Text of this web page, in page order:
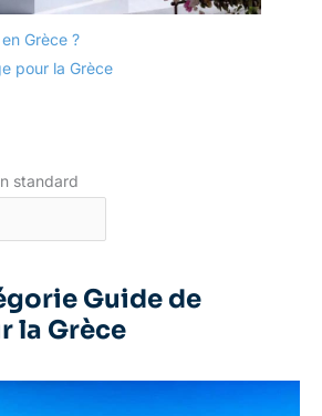
Grèce ?
pour la Grèce
Guide de
la Grèce